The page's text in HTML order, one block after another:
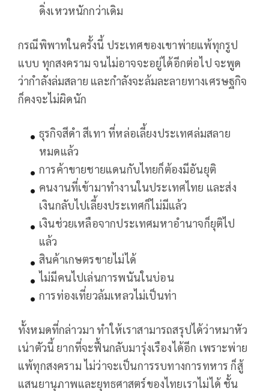
ดิ่งเหวหนักกว่าเดิม
กรณีพิพาทในครั้งนี้ ประเทศของเขาพ่ายแพ้ทุกรูป
แบบ ทุกสงคราม จนไม่อาจจะอยู่ได้อีกต่อไป จะพูด
ว่ากำลังล่มสลาย และกำลังจะล้มละลายทางเศรษฐกิจ
ก็คงจะไม่ผิดนัก
ธุรกิจสีดำ สีเทา ที่หล่อเลี้ยงประเทศล่มสลาย
หมดแล้ว
การค้าขายชายแดนกับไทยก็ต้องมีอันยุติ
คนงานที่เข้ามาทำงานในประเทศไทย และส่ง
เงินกลับไปเลี้ยงประเทศก็ไม่มีแล้ว
เงินช่วยเหลือจากประเทศมหาอำนาจก็ยุติไป
แล้ว
สินค้าเกษตรขายไม่ได้
ไม่มีคนไปเล่นการพนันในบ่อน
การท่องเที่ยวล้มเหลวไม่เป็นท่า
ทั้งหมดที่กล่าวมา ทำให้เราสามารถสรุปได้ว่าหมาหัว
เน่าตัวนี้ ยากที่จะฟื้นกลับมารุ่งเรืองได้อีก เพราะพ่าย
แพ้ทุกสงคราม ไม่ว่าจะเป็นการรบทางการทหาร ก็สู้
แสนยานุภาพและยุทธศาสตร์ของไทยเราไม่ได้ ชั้น